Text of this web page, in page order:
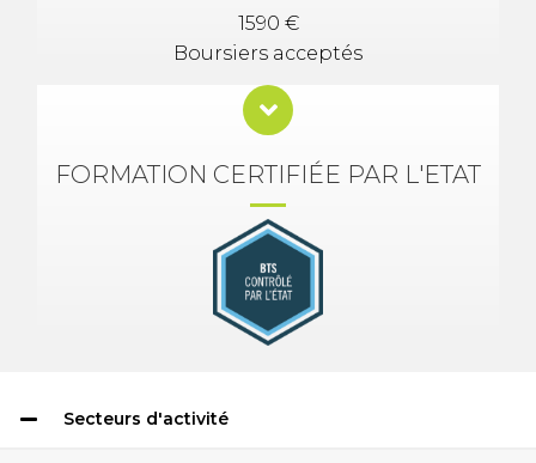
1590 €
Boursiers acceptés
FORMATION CERTIFIÉE PAR L'ETAT
Secteurs d'activité